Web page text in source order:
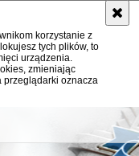
korzystanie z
tych plików, to
urządzenia.
zmieniając
przeglądarki oznacza